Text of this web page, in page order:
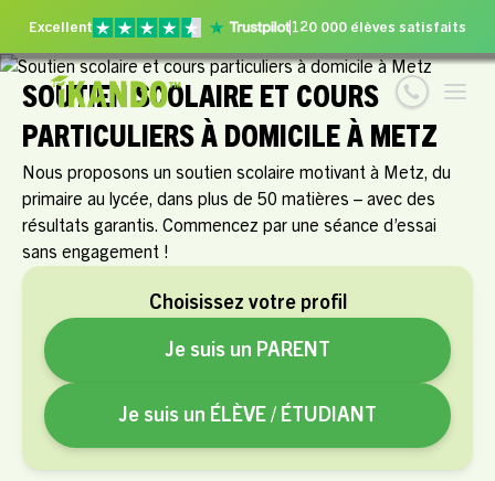
Excellent 120 000 élèves satisfaits
SOUTIEN SCOLAIRE ET COURS
PARTICULIERS À DOMICILE À METZ
Nous proposons un soutien scolaire motivant à Metz, du
primaire au lycée, dans plus de 50 matières – avec des
résultats garantis. Commencez par une séance d’essai
sans engagement !
Choisissez votre profil
Je suis un PARENT
Je suis un ÉLÈVE / ÉTUDIANT